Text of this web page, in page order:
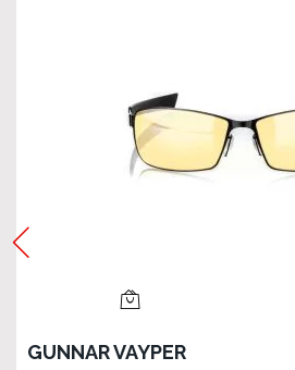
GUNNAR VAYPER